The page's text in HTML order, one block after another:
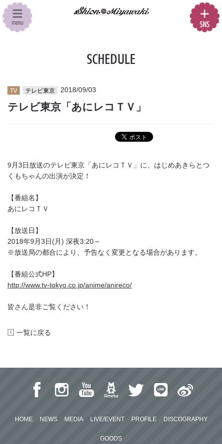
SCHEDULE
TV テレビ東京 2018/09/03
テレビ東京「あにレコＴＶ」
9月3日放送のテレビ東京「あにレコＴＶ」に、はじめあきらとつ
くもちゃんの出演が決定！
【番組名】
あにレコＴＶ
【放送日】
2018年9月3日(月) 深夜3:20～
※放送局の都合により、予告なく変更となる場合があります。
【番組公式HP】
http://www.tv-tokyo.co.jp/anime/anireco/
皆さん是非ご覧ください！
一覧に戻る
HOME NEWS MEDIA LIVE/EVENT PROFILE DISCOGRAPHY
GOODS